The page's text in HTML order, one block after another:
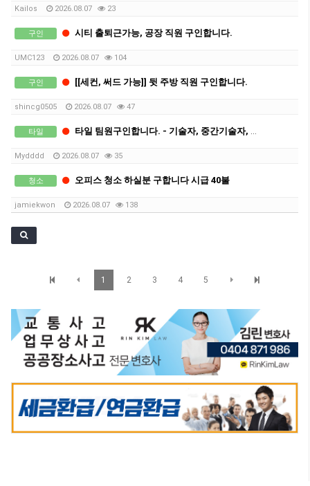
Kailos 2026.08.07 23
구인 시티 출퇴근가능, 공장 직원 구인합니다.
UMC123 2026.08.07 104
구인 [[세컨, 써드 가능]] 뒷 주방 직원 구인합니다.
shincg0505 2026.08.07 47
타일 타일 팀원구인합니다. - 기술자, 중간기술자, 보조
Mydddd 2026.08.07 35
청소 오피스 청소 하실분 구합니다 시급 40불
jamiekwon 2026.08.07 138
1 2 3 4 5